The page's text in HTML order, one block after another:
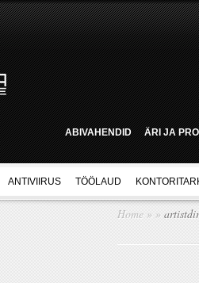
ABIVAHENDID ÄRI JA
ANTIVIIRUS TÖÖLAUD
Home » »